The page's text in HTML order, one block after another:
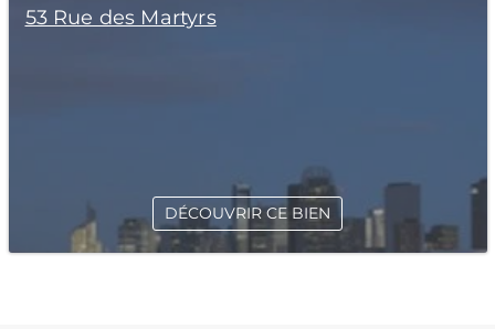
53 Rue des Martyrs
DÉCOUVRIR CE BIEN